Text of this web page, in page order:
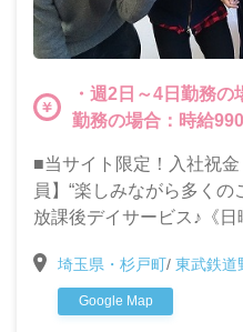
・週2日～4日勤務
勤務の場合：時給
■当サイト限定！入社祝
員】“楽しみながら多く
放課後デイサービス♪《
したい」そんな方も歓迎
埼玉県・杉戸町/ 東武鉄道
Google Map